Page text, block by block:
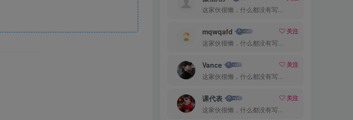
这家伙很懒，什么都没有写...
mqwqafd
关注
这家伙很懒，什么都没有写...
Vance
关注
这家伙很懒，什么都没有写...
课代表
关注
这家伙很懒，什么都没有写...